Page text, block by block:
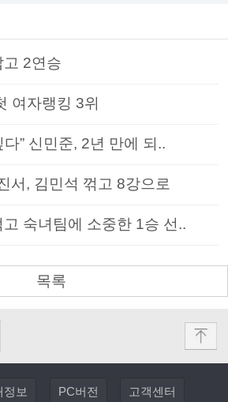
고 2연승
여자랭킹 3위
” 신민준, 2년 만에 되..
서, 김민석 꺾고 8강으로
숙녀팀에 소중한 1승 선..
목록
정보 PC버전 고객센터